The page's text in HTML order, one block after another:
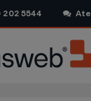
5544